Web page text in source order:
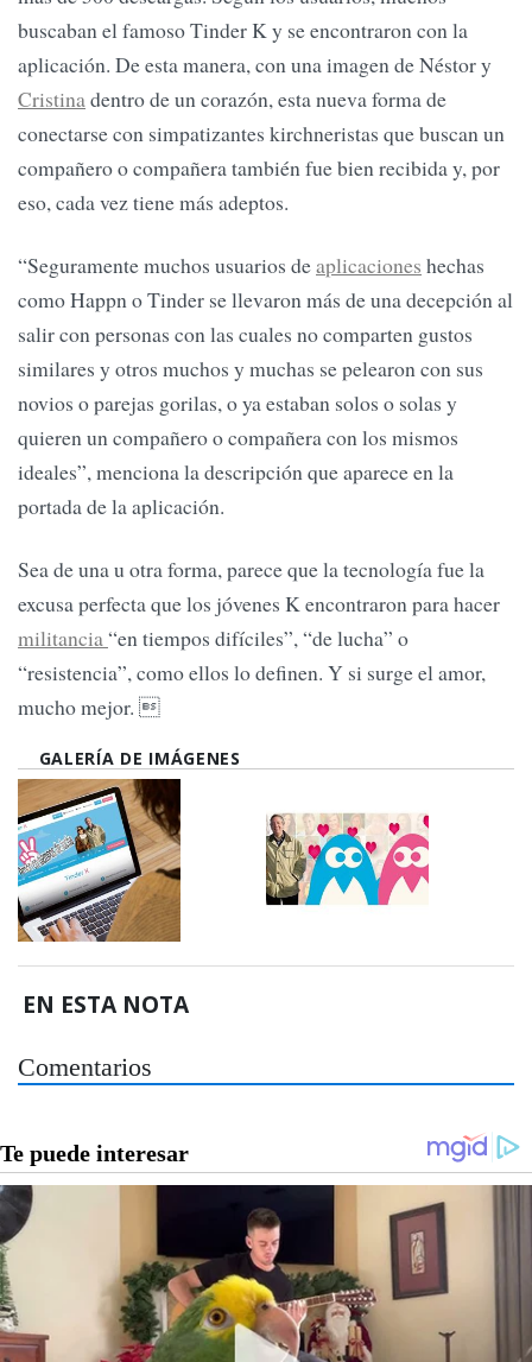
buscaban el famoso Tinder K y se encontraron con la
aplicación. De esta manera, con una imagen de Néstor y
Cristinadentro de un corazón, esta nueva forma de
conectarse con simpatizantes kirchneristas que buscan un
compañero o compañera también fue bien recibida y, por
eso, cada vez tiene más adeptos.
“Seguramente muchos usuarios deaplicaciones hechas
como Happn o Tinder se llevaron más de una decepción al
salir con personas con las cuales no comparten gustos
similares y otros muchos y muchas se pelearon con sus
novios o parejas gorilas, o ya estaban solos o solas y
quieren un compañero o compañera con los mismos
ideales”, menciona la descripción que aparece en la
portada de la aplicación.
Sea de una u otra forma, parece que la tecnología fue la
excusa perfecta que los jóvenes K encontraron para hacer
militancia“en tiempos difíciles”, “de lucha” o
“resistencia”, como ellos lo definen. Y si surge el amor,
mucho mejor. 
GALERÍA DE IMÁGENES
EN ESTA NOTA
Comentarios